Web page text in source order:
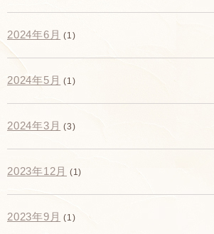
2024年6月 (1)
2024年5月 (1)
2024年3月 (3)
2023年12月 (1)
2023年9月 (1)